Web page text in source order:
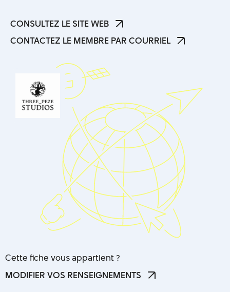
CONSULTEZ LE SITE WEB
CONTACTEZ LE MEMBRE PAR COURRIEL
Cette fiche vous appartient ?
MODIFIER VOS RENSEIGNEMENTS